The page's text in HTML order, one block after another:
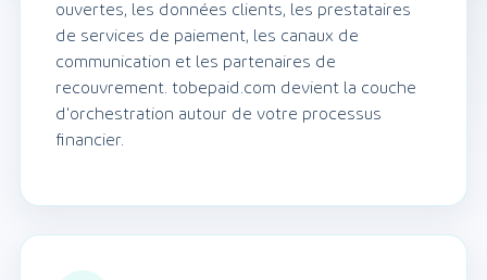
ouvertes, les données clients, les prestataires
de services de paiement, les canaux de
communication et les partenaires de
recouvrement. tobepaid.com devient la couche
d'orchestration autour de votre processus
financier.